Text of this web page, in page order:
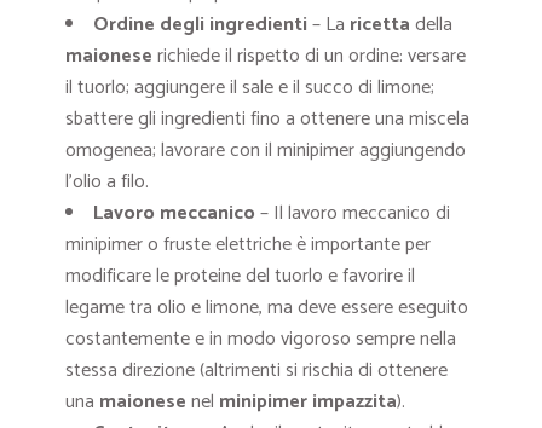
Ordine degli ingredienti– La ricettadella
maioneserichiede il rispetto di un ordine: versare
il tuorlo; aggiungere il sale e il succo di limone;
sbattere gli ingredienti fino a ottenere una miscela
omogenea; lavorare con il minipimer aggiungendo
l’olio a filo.
Lavoro meccanico– Il lavoro meccanico di
minipimer o fruste elettriche è importante per
modificare le proteine del tuorlo e favorire il
legame tra olio e limone, ma deve essere eseguito
costantemente e in modo vigoroso sempre nella
stessa direzione (altrimenti si rischia di ottenere
una maionesenel minipimerimpazzita).